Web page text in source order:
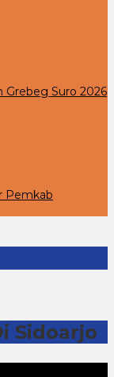
Grebeg Suro 2026
Pemkab
Sidoarjo